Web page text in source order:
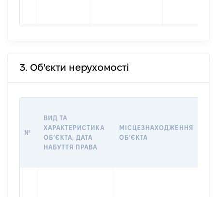
3. Об'єкти нерухомості
№
ВИД ТА
ХАРАКТЕРИСТИКА
ОБʼЄКТА, ДАТА
НАБУТТЯ ПРАВА
МІСЦЕЗНАХОДЖЕННЯ
ОБʼЄКТА